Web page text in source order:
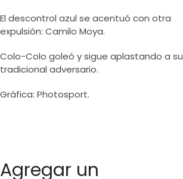
El descontrol azul se acentuó con otra
expulsión: Camilo Moya.
Colo-Colo goleó y sigue aplastando a su
tradicional adversario.
Gráfica: Photosport.
Agregar un